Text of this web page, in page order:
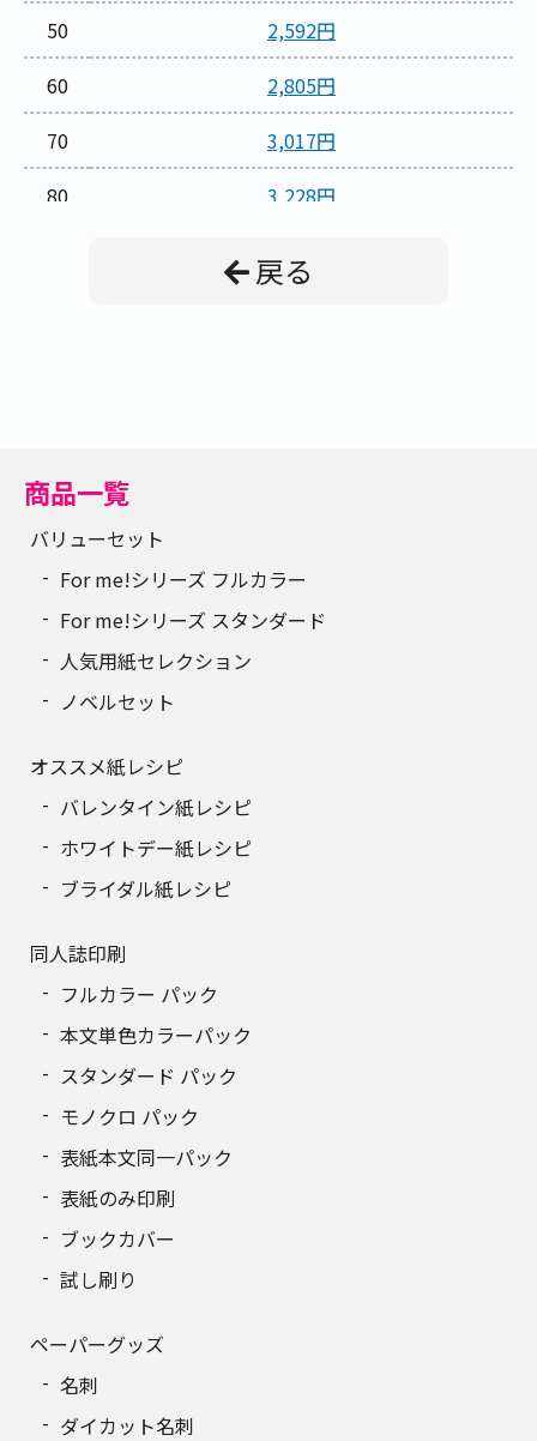
50
2,592円
60
2,805円
70
3,017円
80
3,228円
140
150
4,602円
160
4,814円
170
190
200
220
230
240
250
260
270
280
290
戻る
商品一覧
バリューセット
For me!シリーズ フルカラー
For me!シリーズ スタンダード
人気用紙セレクション
ノベルセット
オススメ紙レシピ
バレンタイン紙レシピ
ホワイトデー紙レシピ
ブライダル紙レシピ
同人誌印刷
フルカラー パック
本文単色カラーパック
スタンダード パック
モノクロ パック
表紙本文同一パック
表紙のみ印刷
ブックカバー
試し刷り
ペーパーグッズ
名刺
ダイカット名刺